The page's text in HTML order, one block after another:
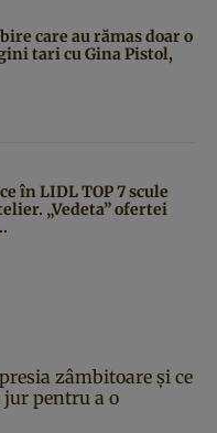
care au rămas doar o
tari cu Gina Pistol,
în LIDL TOP 7 scule
„Vedeta” ofertei
zâmbitoare și ce
jur pentru a o